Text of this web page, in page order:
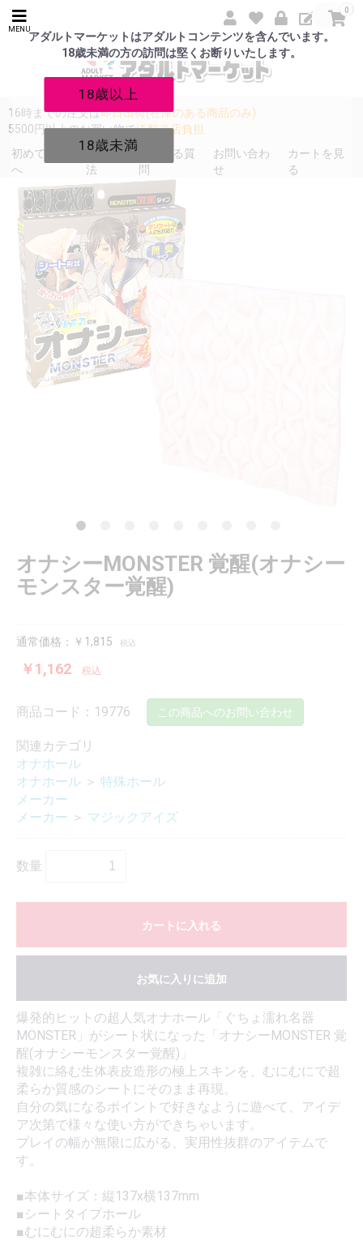
アダルトマーケットはアダルトコンテンツを含んでいます。
18歳未満の方の訪問は堅くお断りいたします。
18歳以上
18歳未満
MENU
0
16時までの注文は即日出荷(在庫のある商品のみ)
5500円以上のお買い物で送料当店負担
初めての方
へ
発送方
法
よくある質
問
お問い合わ
せ
カートを見
る
オナシーMONSTER 覚醒(オナシー
モンスター覚醒)
通常価格：￥1,815 税込
￥1,162 税込
商品コード：19776 この商品へのお問い合わせ
関連カテゴリ
オナホール
オナホール ＞ 特殊ホール
メーカー
メーカー ＞ マジックアイズ
数量
カートに入れる
お気に入りに追加
爆発的ヒットの超人気オナホール「ぐちょ濡れ名器
MONSTER」がシート状になった「オナシーMONSTER 覚
醒(オナシーモンスター覚醒)」
複雑に絡む生体表皮造形の極上スキンを、むにむにで超
柔らか質感のシートにそのまま再現。
自分の気になるポイントで好きなように遊べて、アイデ
ア次第で様々な使い方ができちゃいます。
プレイの幅が無限に広がる、実用性抜群のアイテムで
す。
■本体サイズ：縦137x横137mm
■シートタイプホール
■むにむにの超柔らか素材